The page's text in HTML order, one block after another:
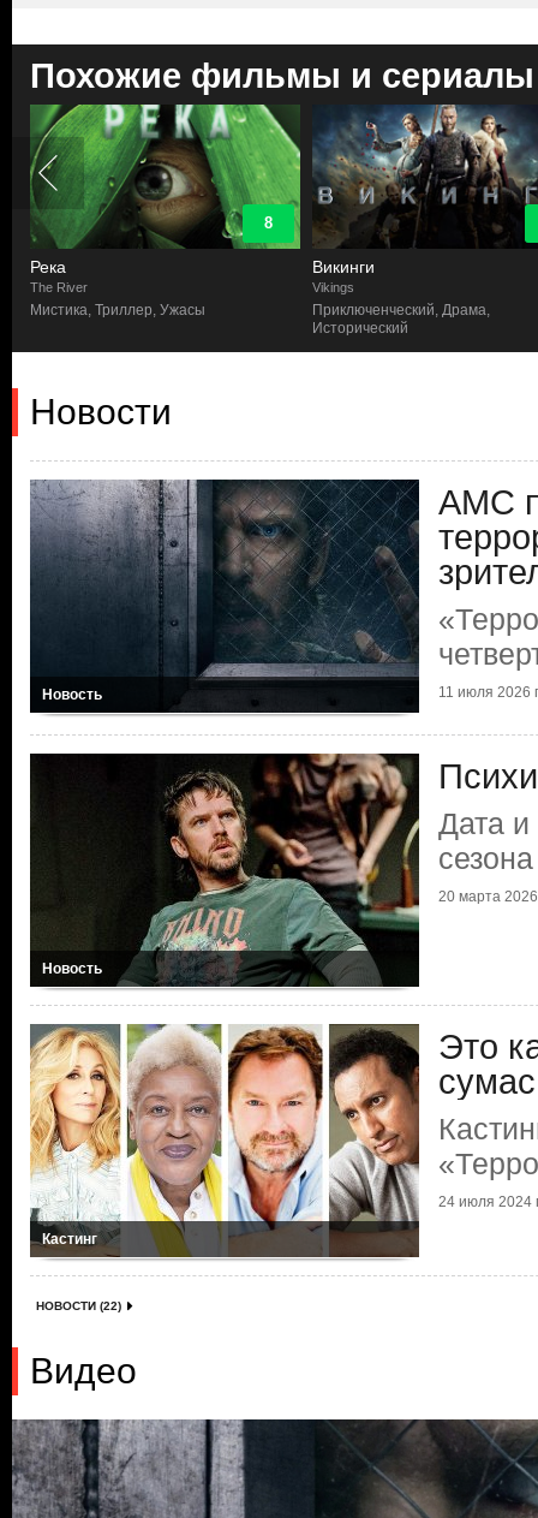
Похожие фильмы и сериалы
8
Река
The River
Мистика, Триллер, Ужасы
Викинги
Vikings
Приключенческий, Драма,
Исторический
Новости
Новость
AMC
11 июля 2026
Новость
Дата и
20 марта 2026
Кастинг
Это
24 июля 2024
НОВОСТИ (22)
Видео